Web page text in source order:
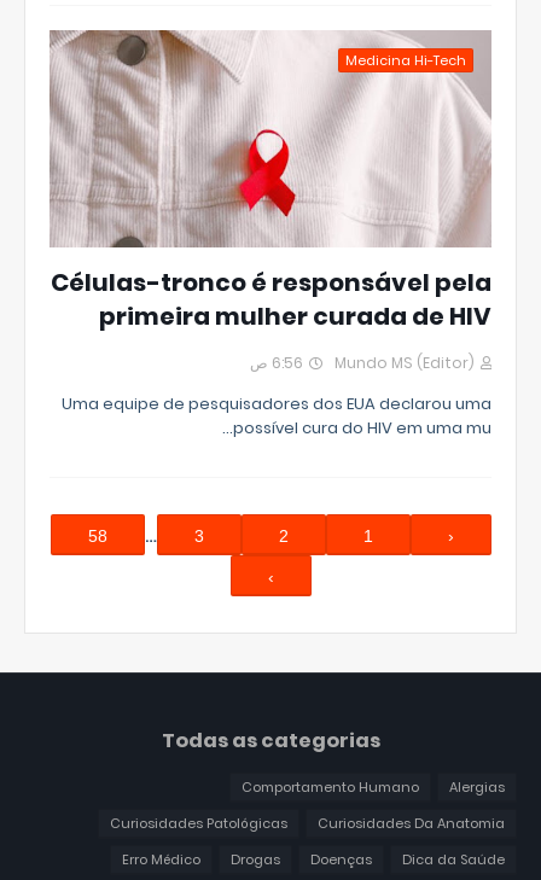
Medicina Hi-Tech
Células-tronco é responsável pela
primeira mulher curada de HIV
Mundo MS (Editor) 6:56 ص
Uma equipe de pesquisadores dos EUA declarou uma
possível cura do HIV em uma mu…
‹
1
2
3
…
58
›
Todas as categorias
Alergias
Comportamento Humano
Curiosidades Da Anatomia
Curiosidades Patológicas
Dica da Saúde
Doenças
Drogas
Erro Médico